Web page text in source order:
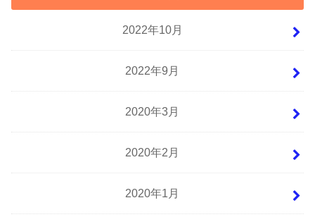
2022年10月
2022年9月
2020年3月
2020年2月
2020年1月